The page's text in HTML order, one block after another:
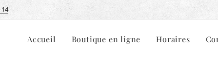
14
Accueil Boutique en ligne Horaires